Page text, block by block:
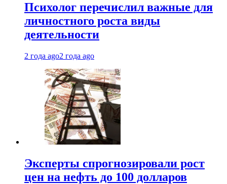
Психолог перечислил важные для
личностного роста виды
деятельности
2 года ago2 года ago
Эксперты спрогнозировали рост
цен на нефть до 100 долларов